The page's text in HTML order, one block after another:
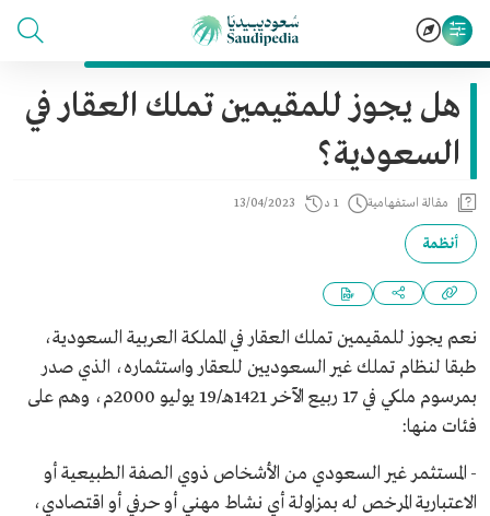
هل يجوز للمقيمين تملك العقار في
السعودية؟
مقالة استفهامية 1 د 13/04/2023
أنظمة
نعم يجوز للمقيمين تملك العقار في المملكة العربية السعودية،
طبقا لنظام تملك غير السعوديين للعقار واستثماره، الذي صدر
بمرسوم ملكي في 17 ربيع الآخر 1421هـ/19 يوليو 2000م، وهم على
فئات منها:
- المستثمر غير السعودي من الأشخاص ذوي الصفة الطبيعية أو
الاعتبارية المرخص له بمزاولة أي نشاط مهني أو حرفي أو اقتصادي،